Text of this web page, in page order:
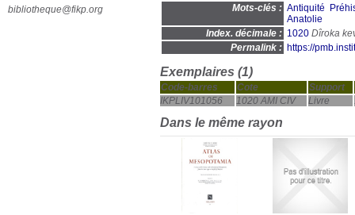
Mots-clés : Antiquité
Anatolie
Index. décimale : 1020
Permalink : https://
Exemplaires (1)
Code-barres Cote
Support
IKPLIV101056
1020 AMI CIV Livre
Dans le même rayon
bibliotheque@fikp.org